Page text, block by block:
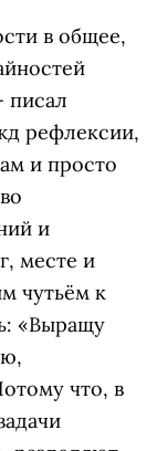
в общее,
писал
рефлексии,
и просто
и
месте и
чутьём к
«Выращу
что, в